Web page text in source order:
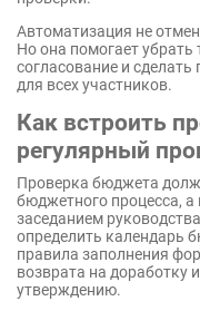
Автоматизация не
Но она помогает убрать
согласование и
для всех участников.
Как встроить
регулярный
Проверка бюджета
бюджетного процесса, а
заседанием
определить календарь
правила заполнения
возврата на доработку
утверждению.